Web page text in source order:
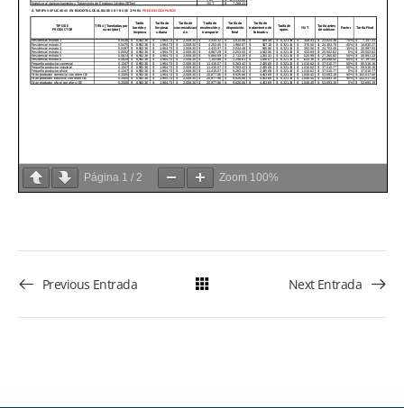
Página 1 / 2 Zoom 100%
Previous Entrada Next Entrada